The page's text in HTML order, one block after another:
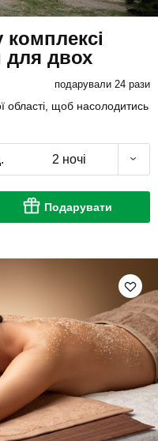
комплексі
для двох
подарували 24 рази
області, щоб насолодитись
2 ночі
Подарувати